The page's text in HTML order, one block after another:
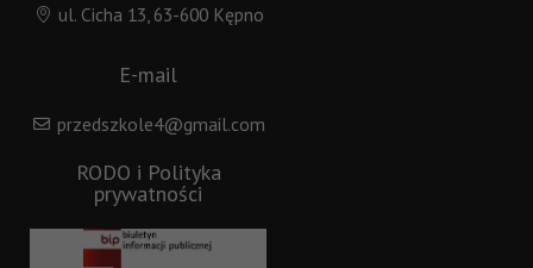
ul. Cicha 13, 63-600 Kępno
E-mail
przedszkole4@gmail.com
RODO i Polityka
prywatności